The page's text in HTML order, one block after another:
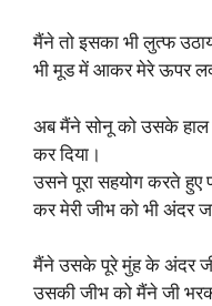
मैंने तो इसका भी लुत्फ
भी मूड में आकर मेरे ऊपर
अब मैंने सोनू को उसके हाल
कर दिया।
उसने पूरा सहयोग करते हुए
कर मेरी जीभ को भी अंदर
मैंने उसके पूरे मुंह के अंदर
उसकी जीभ को मैंने जी